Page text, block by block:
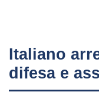
Italiano
difesa e